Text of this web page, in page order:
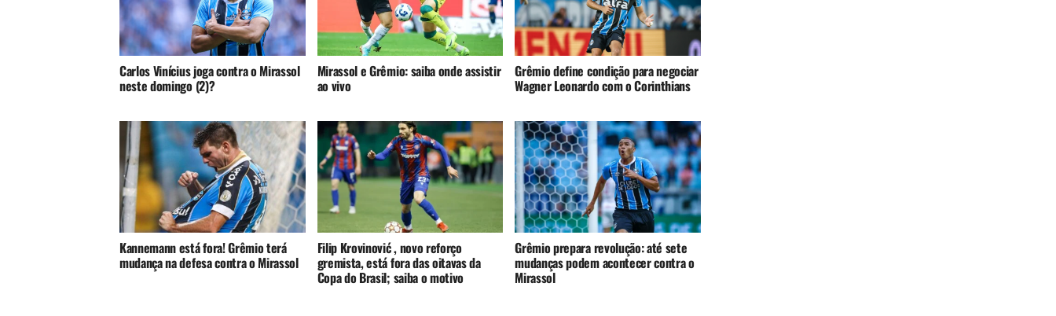
Carlos Vinícius joga contra o Mirassol
neste domingo (2)?
Mirassol e Grêmio: saiba onde assistir
ao vivo
Grêmio define condição para negociar
Wagner Leonardo com o Corinthians
Kannemann está fora! Grêmio terá
mudança na defesa contra o Mirassol
Filip Krovinović , novo reforço
gremista, está fora das oitavas da
Copa do Brasil; saiba o motivo
Grêmio prepara revolução: até sete
mudanças podem acontecer contra o
Mirassol